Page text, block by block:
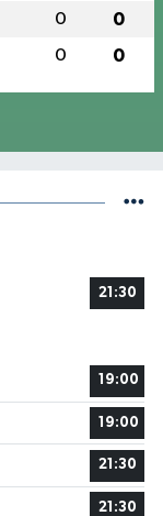
0 0
0 0
21:30
19:00
19:00
21:30
21:30